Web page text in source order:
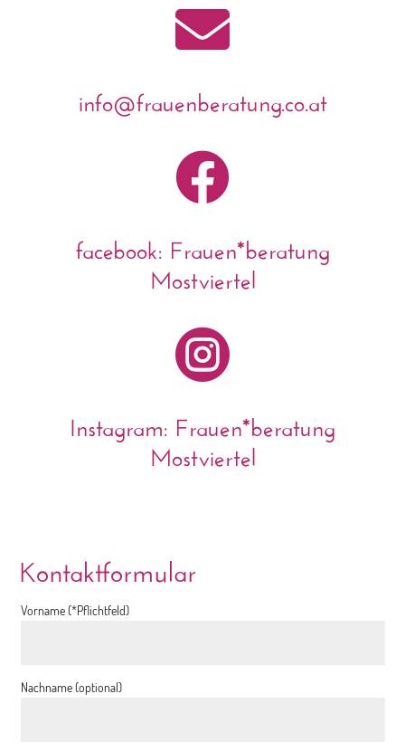

info@frauenberatung.co.at

facebook: Frauen*beratung
Mostviertel

Instagram: Frauen*beratung
Mostviertel
Kontaktformular
Vorname (*Pflichtfeld)
Nachname (optional)